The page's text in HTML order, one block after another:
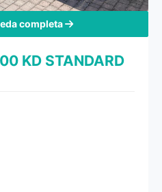
completa
KD STANDARD